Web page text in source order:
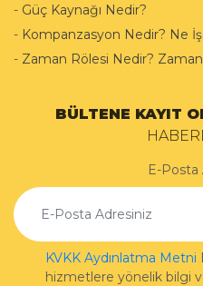
- Güç Kaynağı Nedir?
- Kompanzasyon Nedir? Ne
- Zaman Rölesi Nedir?
BÜLTENE KAYIT
E-Posta
KVKK Aydınlatma Metni
hizmetlere yönelik bilgi